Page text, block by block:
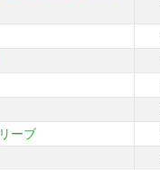
ーブ